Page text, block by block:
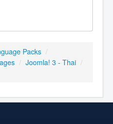
Packs /
/ Joomla! 3 - Thai /